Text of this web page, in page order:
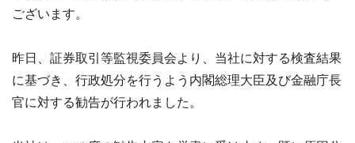
ございます。
昨日、証券取引等監視委員会より、当社に対する検査結果
に基づき、行政処分を行うよう内閣総理大臣及び金融庁長
官に対する勧告が行われました。